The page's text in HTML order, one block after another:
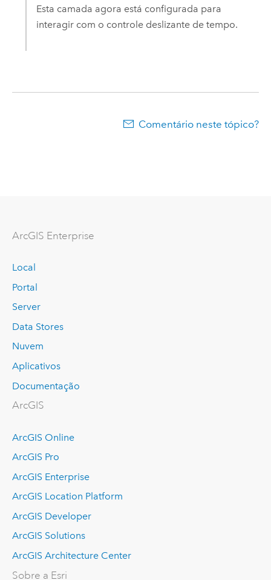
Esta camada agora está configurada para
interagir com o controle deslizante de tempo.
Comentário neste tópico?
ArcGIS Enterprise
Local
Portal
Server
Data Stores
Nuvem
Aplicativos
Documentação
ArcGIS
ArcGIS Online
ArcGIS Pro
ArcGIS Enterprise
ArcGIS Location Platform
ArcGIS Developer
ArcGIS Solutions
ArcGIS Architecture Center
Sobre a Esri